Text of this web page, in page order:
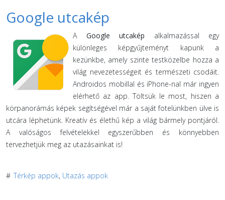
Google utcakép
A Google utcakép alkalmazással egy
különleges képgyűjteményt kapunk a
kezünkbe, amely szinte testközelbe hozza a
világ nevezetességeit és természeti csodáit.
Androidos mobillal és iPhone-nal már ingyen
elérhető az app. Töltsük le most, hiszen a
körpanorámás képek segítségével már a saját fotelünkben ülve is
utcára léphetünk. Kreatív és élethű kép a világ bármely pontjáról.
A valóságos felvételekkel egyszerűbben és könnyebben
tervezhetjük meg az utazásainkat is!
# Térkép appok, Utazás appok